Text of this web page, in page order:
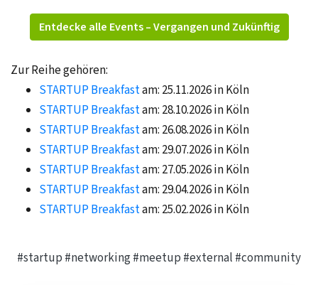
Entdecke alle Events – Vergangen und Zukünftig
Zur Reihe gehören:
STARTUP Breakfastam: 25.11.2026 in Köln
STARTUP Breakfastam: 28.10.2026 in Köln
STARTUP Breakfastam: 26.08.2026 in Köln
STARTUP Breakfastam: 29.07.2026 in Köln
STARTUP Breakfastam: 27.05.2026 in Köln
STARTUP Breakfastam: 29.04.2026 in Köln
STARTUP Breakfastam: 25.02.2026 in Köln
#startup #networking#meetup #external #community